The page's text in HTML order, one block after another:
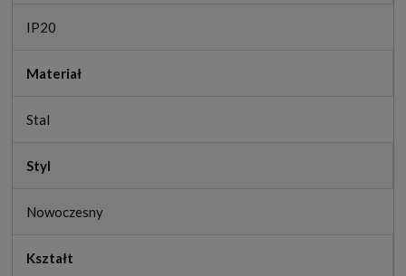
IP20
Materiał
Stal
Styl
Nowoczesny
Kształt